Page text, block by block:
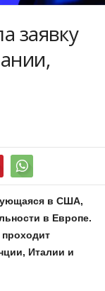
заявку
в США,
в Европе.
Италии и